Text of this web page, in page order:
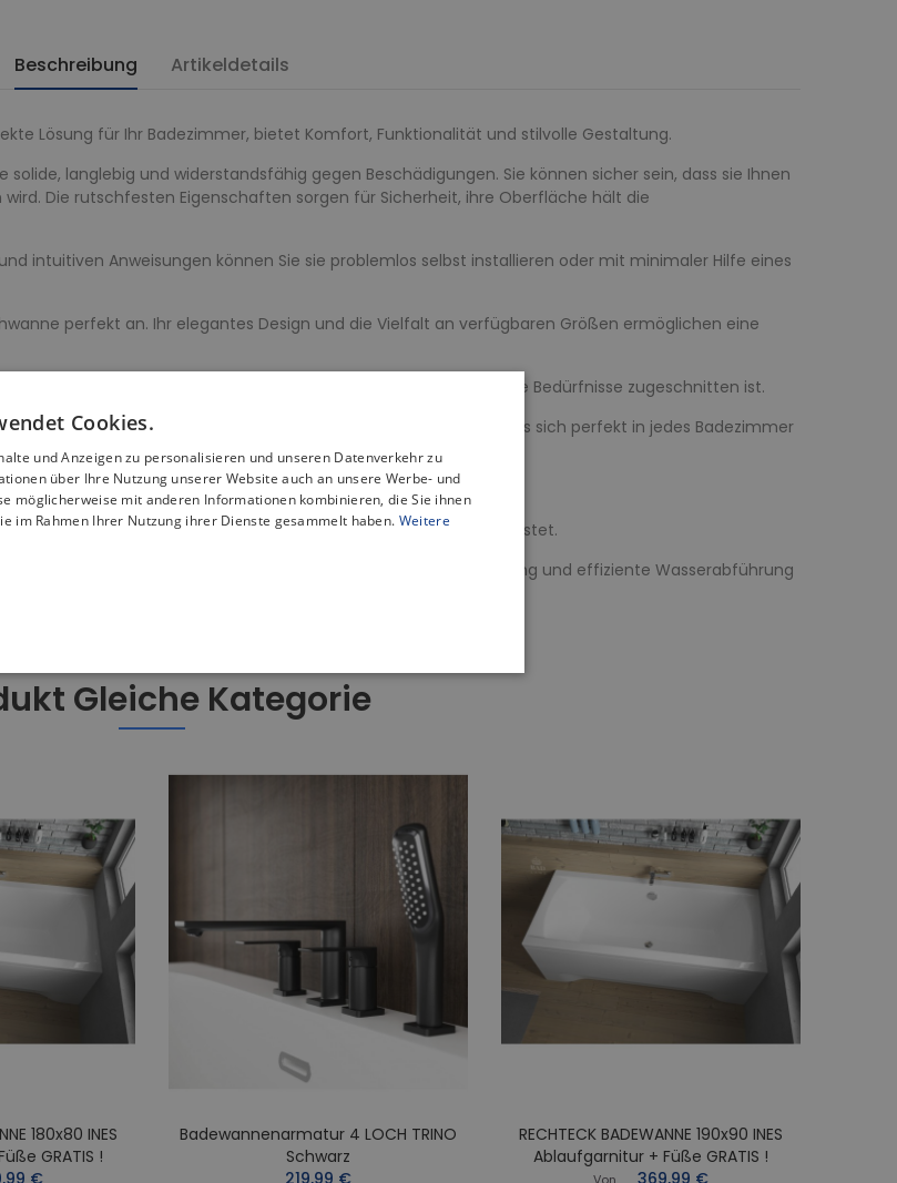
Beschreibung Artikeldetails
Lösung für Ihr Badezimmer, bietet Komfort, Funktionalität und stilvolle Gestaltung.
langlebig und widerstandsfähig gegen Beschädigungen. Sie können sicher sein, dass sie Ihnen
Die rutschfesten Eigenschaften sorgen für Sicherheit, ihre Oberfläche hält die
intuitiven Anweisungen können Sie sie problemlos selbst installieren oder mit minimaler Hilfe eines
perfekt an. Ihr elegantes Design und die Vielfalt an verfügbaren Größen ermöglichen eine
unsere Duschwanne nicht nur funktional, sondern auch auf Ihre Bedürfnisse zugeschnitten ist.
Ihrem Badezimmer ein modernes und schlichtes Aussehen, das sich perfekt in jedes Badezimmer
Reinigung gewährleistet.
Unterstützung für die Konstruktion der Duschwanne gewährleistet.
von ⌀ 90 ausgestattet, der eine hervorragende Leistung und effiziente Wasserabführung
Gleiche Kategorie
180x80 INES
GRATIS !
€
Badewannenarmatur 4 LOCH TRINO
Schwarz
219,99 €
RECHTECK BADEWANNE 190x90 INES
Ablaufgarnitur + Füße GRATIS !
Von 369,99 €
Cookies.
und Anzeigen zu personalisieren und unseren Datenverkehr zu
über Ihre Nutzung unserer Website auch an unsere Werbe- und
möglicherweise mit anderen Informationen kombinieren, die Sie ihnen
im Rahmen Ihrer Nutzung ihrer Dienste gesammelt haben. Weitere